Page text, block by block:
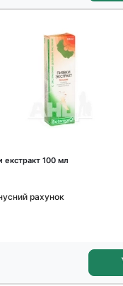
екстракт 100 мл
рахунок